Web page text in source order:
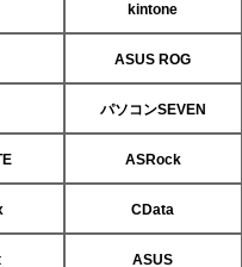
kintone
ASUS ROG
パソコンSEVEN
ASRock
CData
ASUS